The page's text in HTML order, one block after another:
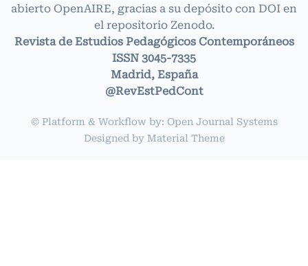
abierto OpenAIRE, gracias a su depósito con DOI en
el repositorio Zenodo.
Revista de Estudios Pedagógicos Contemporáneos
ISSN 3045-7335
Madrid, España
@RevEstPedCont
© Platform & Workflow by: Open Journal Systems
Designed by Material Theme